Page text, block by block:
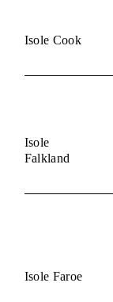
Isole Cook
Isole
Falkland
Isole Faroe